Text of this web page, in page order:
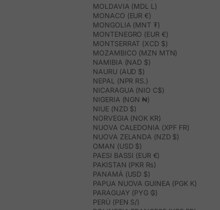
MOLDAVIA (MDL L)
MONACO (EUR €)
MONGOLIA (MNT ₮)
MONTENEGRO (EUR €)
MONTSERRAT (XCD $)
MOZAMBICO (MZN MTN)
NAMIBIA (NAD $)
NAURU (AUD $)
NEPAL (NPR RS.)
NICARAGUA (NIO C$)
NIGERIA (NGN ₦)
NIUE (NZD $)
NORVEGIA (NOK KR)
NUOVA CALEDONIA (XPF FR)
NUOVA ZELANDA (NZD $)
OMAN (USD $)
PAESI BASSI (EUR €)
PAKISTAN (PKR ₨)
PANAMÁ (USD $)
PAPUA NUOVA GUINEA (PGK K)
PARAGUAY (PYG ₲)
PERÙ (PEN S/)